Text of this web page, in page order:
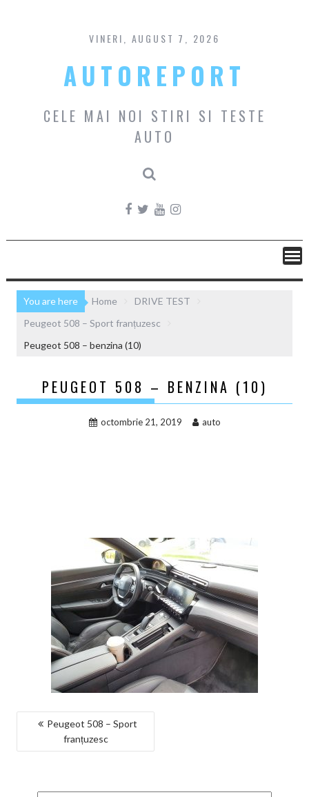
content
VINERI, AUGUST 7, 2026
AUTOREPORT
CELE MAI NOI STIRI SI TESTE
AUTO
You are here Home
DRIVE TEST
Peugeot 508 – Sport franțuzesc
Peugeot 508 – benzina (10)
PEUGEOT 508 – BENZINA (10)
octombrie 21, 2019 auto
NAVIGARE
Peugeot 508 – Sport
franțuzesc